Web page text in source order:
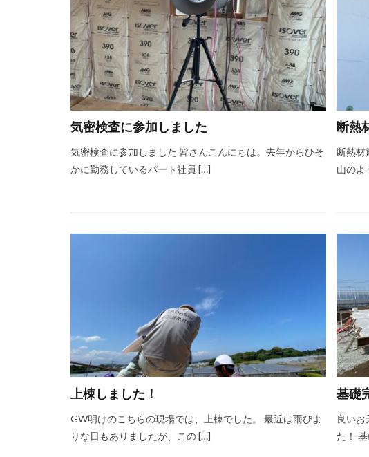
気密検査に参加しました
気密検査に参加しました 皆さんこんにちは。去年からひそ
かに勤務しているパート社員 […]
断熱
断熱材
山のよ
上棟しました！
GW明けのこちらの現場では、上棟でした。 最近は雨びよ
りな日もありましたが、この […]
基礎
良いお
た！